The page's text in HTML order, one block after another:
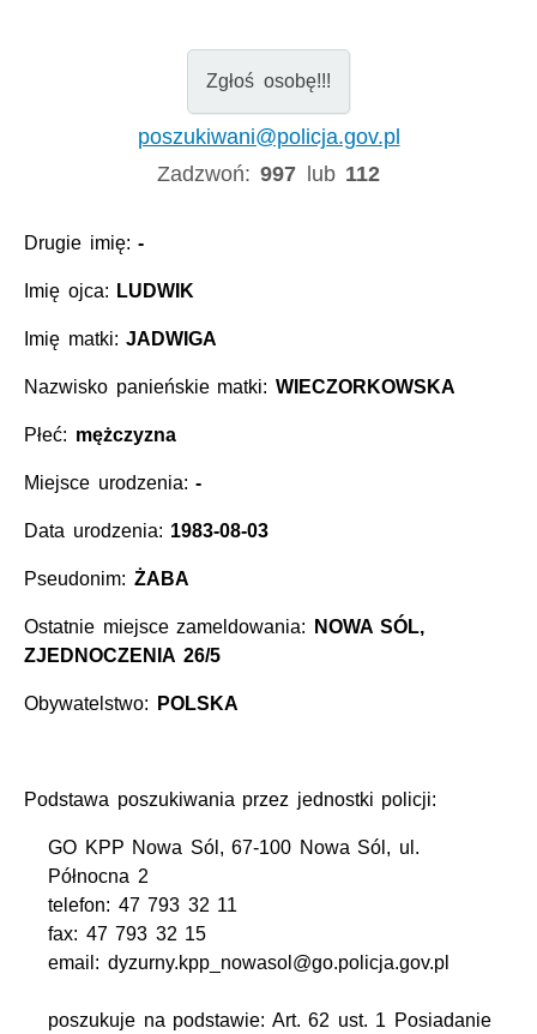
Zgłoś osobę!!!
poszukiwani@policja.gov.pl
Zadzwoń:997 lub 112
Drugie imię:-
Imię ojca: LUDWIK
Imię matki:JADWIGA
Nazwisko panieńskie matki: WIECZORKOWSKA
Płeć: mężczyzna
Miejsce urodzenia:-
Data urodzenia: 1983-08-03
Pseudonim: ŻABA
Ostatnie miejsce zameldowania:
NOWA SÓL,
ZJEDNOCZENIA 26/5
Obywatelstwo: POLSKA
Podstawa poszukiwania przez jednostki policji:
GO KPP Nowa Sól, 67-100 Nowa Sól, ul.
Północna 2
telefon: 47 793 32 11
fax: 47 793 32 15
email: dyzurny.kpp_nowasol@go.policja.gov.pl
poszukuje na podstawie: Art. 62 ust. 1 Posiadanie